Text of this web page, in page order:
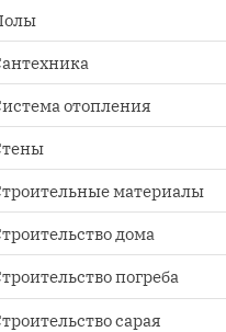
отопления
материалы
дома
погреба
сарая